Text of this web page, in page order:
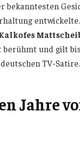
bekanntesten
berühmt und gilt
TV-Satire.
Jahre